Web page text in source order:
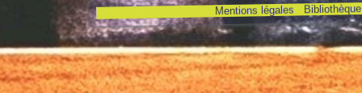
Mentions légales